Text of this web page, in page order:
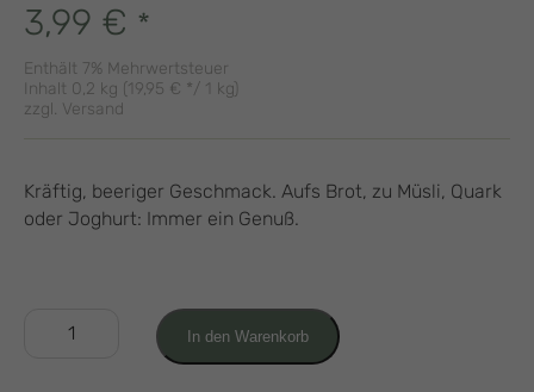
3,99 € *
Enthält 7% Mehrwertsteuer
Inhalt 0,2 kg (19,95 € */ 1 kg)
zzgl. Versand
Kräftig, beeriger Geschmack. Aufs Brot, zu Müsli, Quark
oder Joghurt: Immer ein Genuß.
Erdbeer
In den Warenkorb